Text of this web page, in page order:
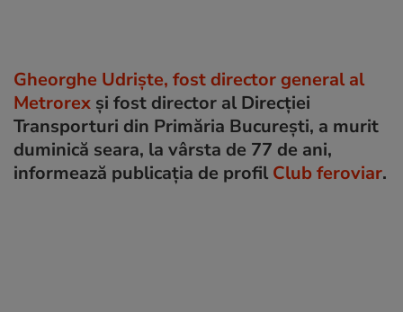
Gheorghe Udriște, fost director general al
Metrorex și fost director al Direcției
Transporturi din Primăria București, a murit
duminică seara, la vârsta de 77 de ani,
informează publicația de profil Club feroviar.